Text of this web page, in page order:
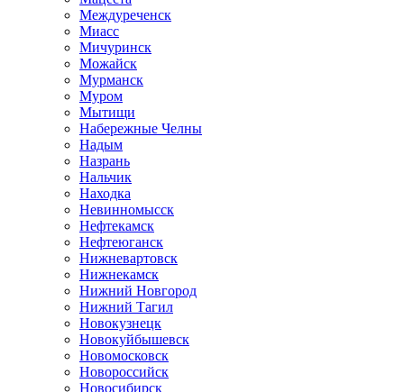
Междуреченск
Миасс
Мичуринск
Можайск
Мурманск
Муром
Мытищи
Набережные Челны
Надым
Назрань
Нальчик
Находка
Невинномысск
Нефтекамск
Нефтеюганск
Нижневартовск
Нижнекамск
Нижний Новгород
Нижний Тагил
Новокузнецк
Новокуйбышевск
Новомосковск
Новороссийск
Новосибирск